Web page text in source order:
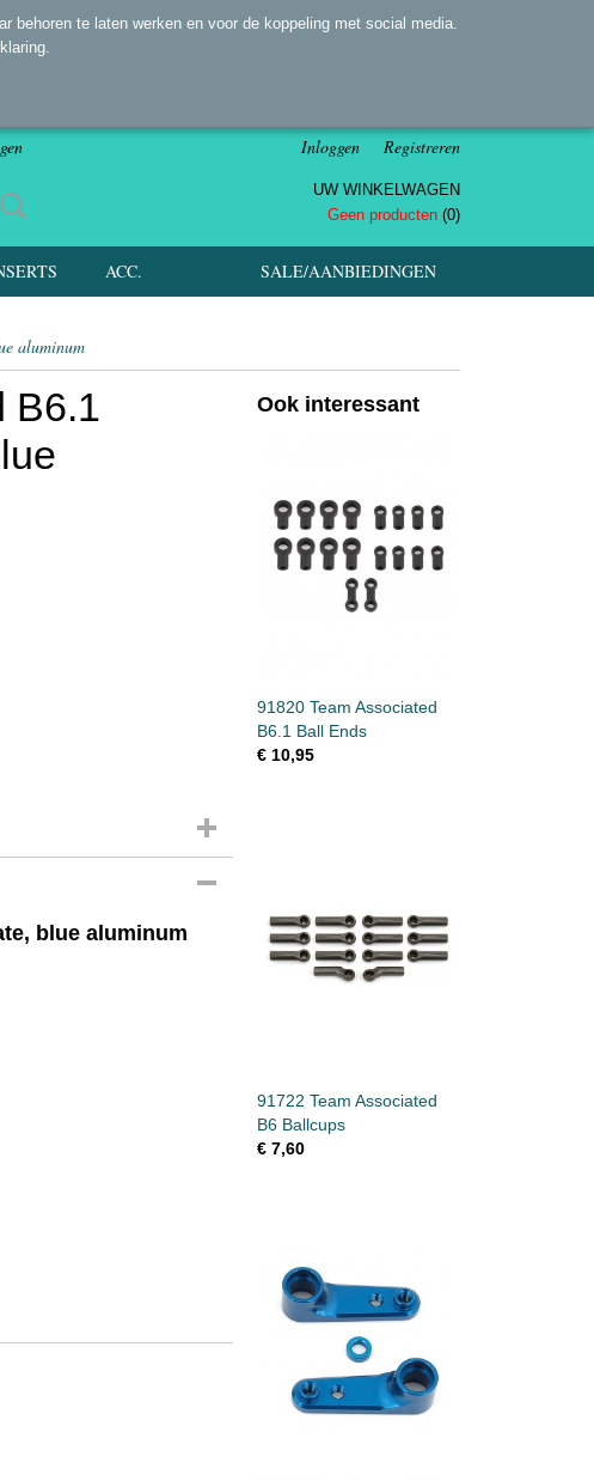
Inloggen Registreren
UW WINKELWAGEN
Geen producten (0)
SALE/AANBIEDINGEN
ACC.
aluminum
B6.1
blue aluminum
Ook interessant
91820 Team Associated
B6.1 Ball Ends
€ 10,95
91722 Team Associated
B6 Ballcups
€ 7,60
behoren te laten werken en voor de koppeling met social media.